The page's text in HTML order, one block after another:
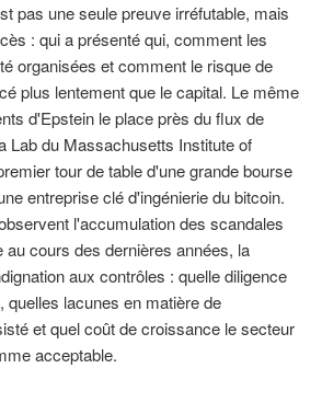
pas une seule preuve irréfutable, mais
: qui a présenté qui, comment les
organisées et comment le risque de
plus lentement que le capital. Le même
d'Epstein le place près du flux de
Lab du Massachusetts Institute of
tour de table d'une grande bourse
entreprise clé d'ingénierie du bitcoin.
l'accumulation des scandales
au cours des dernières années, la
aux contrôles : quelle diligence
quelles lacunes en matière de
et quel coût de croissance le secteur
acceptable.